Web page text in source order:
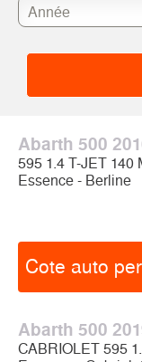
Abarth 500
595 1.4 T-JET 140
Essence - Berline
Cote auto
Abarth 500
CABRIOLET 595